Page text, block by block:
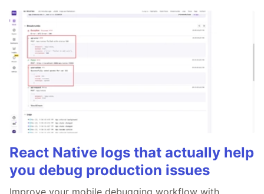
React Native logs that actually help
you debug production issues